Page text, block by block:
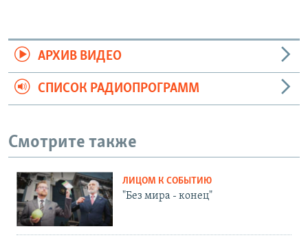
АРХИВ ВИДЕО
СПИСОК РАДИОПРОГРАММ
Смотрите также
ЛИЦОМ К СОБЫТИЮ
"Без мира - конец"